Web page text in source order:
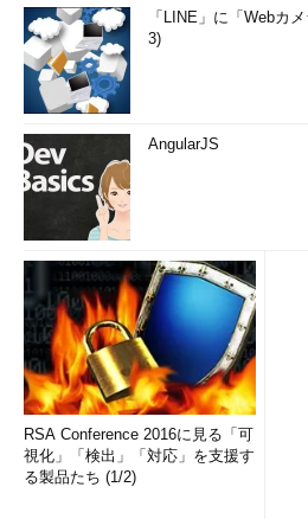
「LINE」に「Webカ
3)
AngularJS
RSA Conference 2016に見る「可
視化」「検出」「対応」を支援す
る製品たち (1/2)